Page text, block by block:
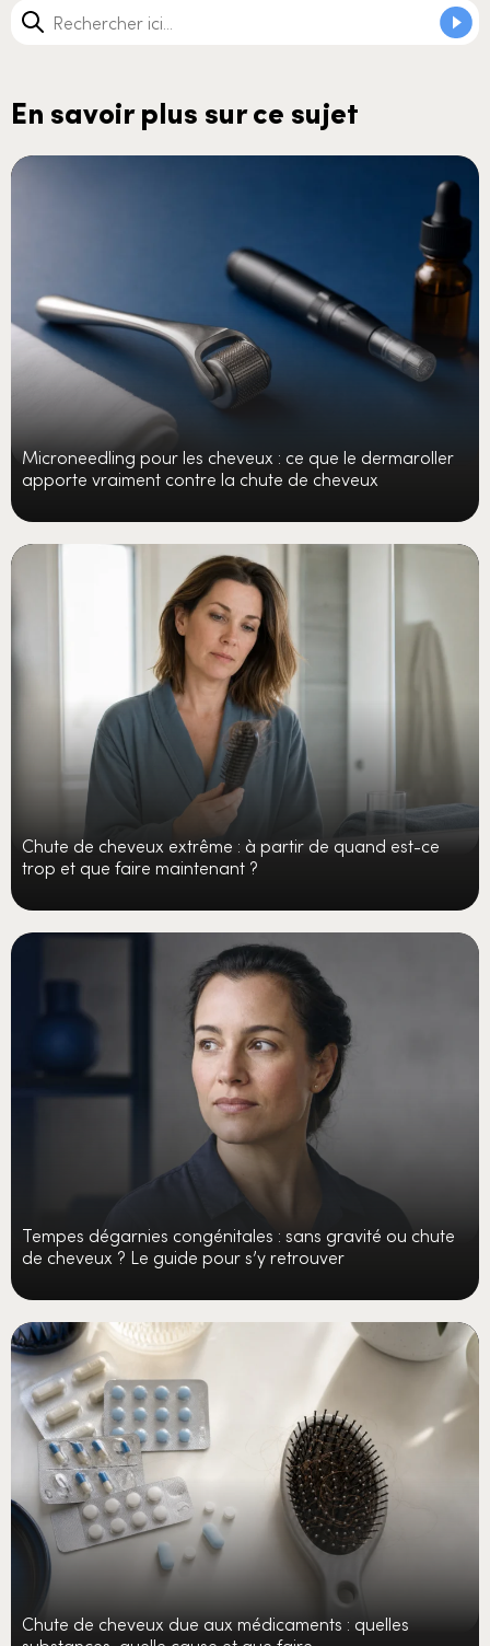
En savoir plus sur ce sujet
Microneedling pour les cheveux : ce que le dermaroller
apporte vraiment contre la chute de cheveux
Chute de cheveux extrême : à partir de quand est-ce
trop et que faire maintenant ?
Tempes dégarnies congénitales : sans gravité ou chute
de cheveux ? Le guide pour s’y retrouver
Chute de cheveux due aux médicaments : quelles